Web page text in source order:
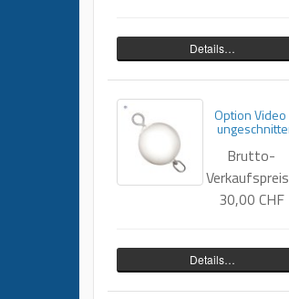
Details…
Option
Brutto-
30,00 CHF
Details…